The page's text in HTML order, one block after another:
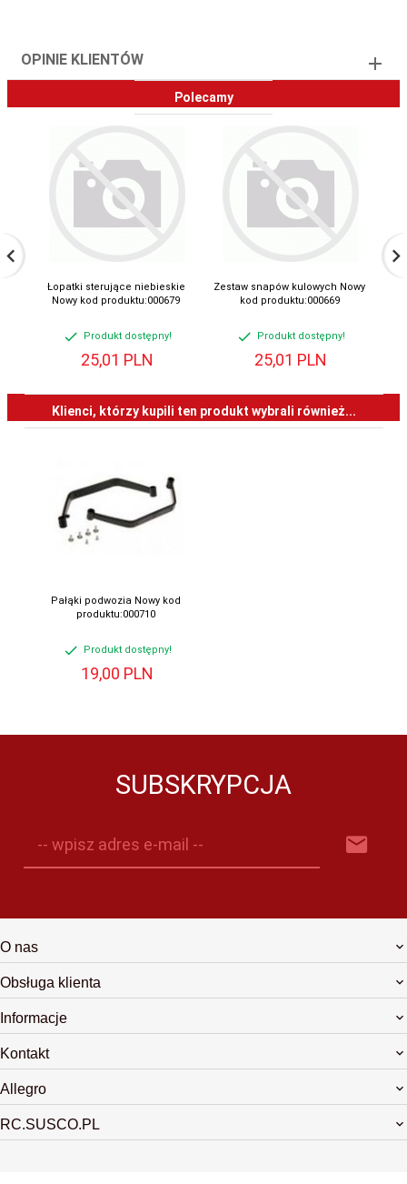
OPINIE KLIENTÓW
Polecamy
Łopatki sterujące niebieskie
Nowy kod produktu:000679
Produkt dostępny!
25,01 PLN
Zestaw snapów kulowych Nowy
kod produktu:000669
Produkt dostępny!
25,01 PLN
Klienci, którzy kupili ten produkt wybrali również...
Pałąki podwozia Nowy kod
produktu:000710
Produkt dostępny!
19,00 PLN
SUBSKRYPCJA
-- wpisz adres e-mail --
O nas
Obsługa klienta
Informacje
Kontakt
Allegro
RC.SUSCO.PL